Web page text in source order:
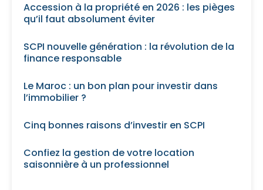
Accession à la propriété en 2026 : les pièges
qu’il faut absolument éviter
SCPI nouvelle génération : la révolution de la
finance responsable
Le Maroc : un bon plan pour investir dans
l’immobilier ?
Cinq bonnes raisons d’investir en SCPI
Confiez la gestion de votre location
saisonnière à un professionnel